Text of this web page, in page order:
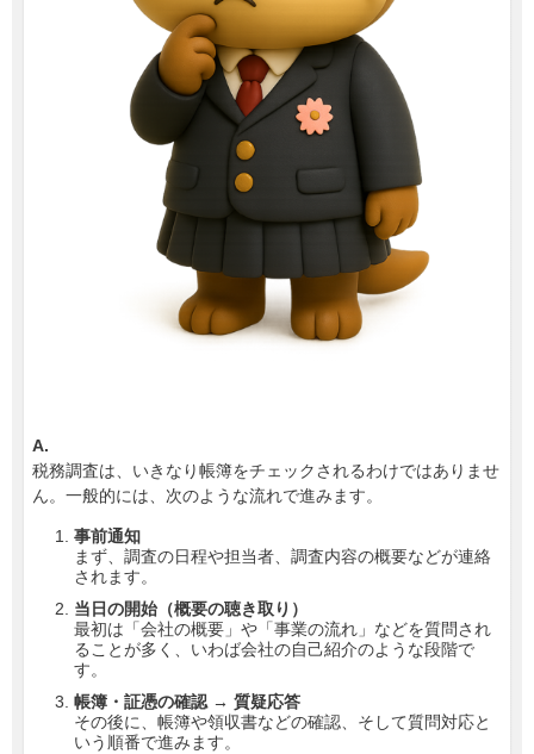
A.
税務調査は、いきなり帳簿をチェックされるわけではありませ
ん。一般的には、次のような流れで進みます。
事前通知
まず、調査の日程や担当者、調査内容の概要などが連絡
されます。
当日の開始（概要の聴き取り）
最初は「会社の概要」や「事業の流れ」などを質問され
ることが多く、いわば会社の自己紹介のような段階で
す。
帳簿・証憑の確認 → 質疑応答
その後に、帳簿や領収書などの確認、そして質問対応と
いう順番で進みます。